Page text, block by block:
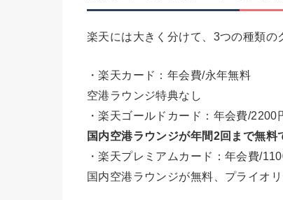
楽天には大きく分けて、3つの種類の
・楽天カード：年会費/永年無料
空港ラウンジ特典なし
・楽天ゴールドカード：年会費/2200
国内空港ラウンジが年間2回まで無料
・楽天プレミアムカード：年会費/
国内空港ラウンジが無料、プライオ